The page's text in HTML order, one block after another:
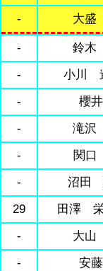
- 大盛
- 鈴
- 小川
- 櫻
- 滝
- 関
- 沼田
29 田澤
- 大
- 安